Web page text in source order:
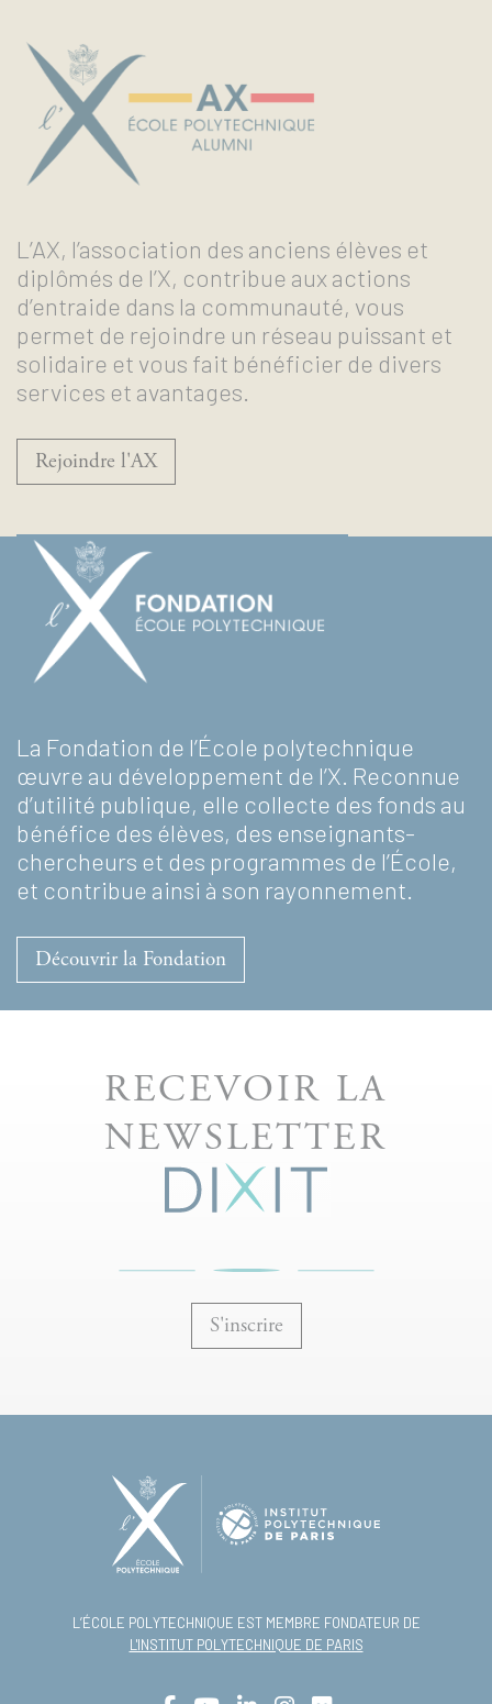
L’AX, l’association des anciens élèves et
diplômés de l’X, contribue aux actions
d’entraide dans la communauté, vous
permet de rejoindre un réseau puissant et
solidaire et vous fait bénéficier de divers
services et avantages.
Rejoindre l'AX
La Fondation de l’École polytechnique
œuvre au développement de l’X. Reconnue
d’utilité publique, elle collecte des fonds au
bénéfice des élèves, des enseignants-
chercheurs et des programmes de l’École,
et contribue ainsi à son rayonnement.
Découvrir la Fondation
RECEVOIR LA
NEWSLETTER
S'inscrire
L’ÉCOLE POLYTECHNIQUE EST MEMBRE FONDATEUR DE
L'INSTITUT POLYTECHNIQUE DE PARIS